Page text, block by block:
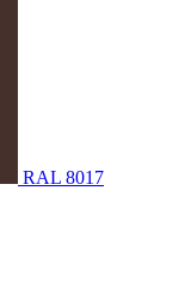
RAL 8017